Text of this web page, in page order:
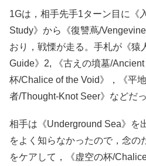
1Gは，相手先手1ターン目に《
Study》から《復讐蔦/
おり，戦慄が走る。手札が《猿
Guide》2, 《古えの墳墓/
杯/Chalice of the Void》，《平
者/Thought-Knot Seer》などだっ
相手は《Underground Sea》を
をよく知らなかったので，念の
をケアして，《虚空の杯/